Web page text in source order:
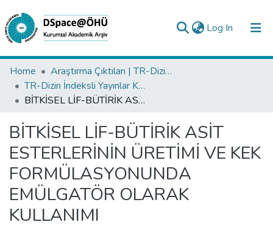
Log In (current)
Collections
All of DSpace
Analyze
Request/Question
Home
Araştırma Çıktıları | TR-Dizin | WoS | Scopus | PubMed
TR-Dizin İndeksli Yayınlar Koleksiyonu
BİTKİSEL LİF-BÜTİRİK ASİT ESTERLERİNİN ÜRETİMİ VE KEK FORMÜLASYONUNDA EMÜLGATÖR OLARAK KULLANIMI
BİTKİSEL LİF-BÜTİRİK ASİT
ESTERLERİNİN ÜRETİMİ VE KEK
FORMÜLASYONUNDA
EMÜLGATÖR OLARAK
KULLANIMI